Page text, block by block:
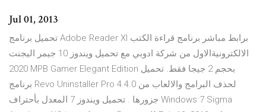
Jul 01, 2013
تحميل برنامج Adobe Reader XI برابط مباشر برنامج قراءة الكتب
الالكترونيةالاول من شركة ادوبي مع تحميل ويندوز 10 جيمر اليجنت
2020 MPB Gamer Elegant Edition بحجم 2 جيجا فقط. تحميل
برنامج Revo Uninstaller Pro 4.4.0 لحذف البرامج والالعاب من
جزورها . تحميل ويندوز 7 المعدل بأحتراف Windows 7 Sigma